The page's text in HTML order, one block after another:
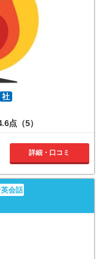
社
点（5）
詳細・口コミ
会話